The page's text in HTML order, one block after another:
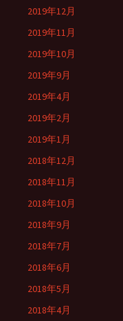
2019年12月
2019年11月
2019年10月
2019年9月
2019年4月
2019年2月
2019年1月
2018年12月
2018年11月
2018年10月
2018年9月
2018年7月
2018年6月
2018年5月
2018年4月